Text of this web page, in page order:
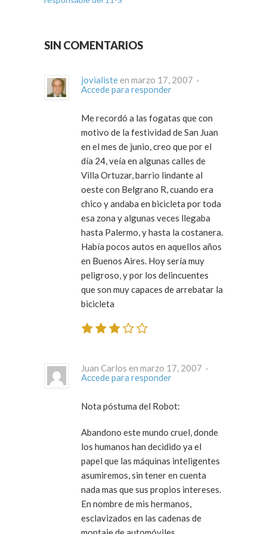
SIN COMENTARIOS
jovialiste
en marzo 17, 2007 ·
Accede para responder
Me recordó a las fogatas que con
motivo de la festividad de San Juan
en el mes de junio, creo que por el
día 24, veía en algunas calles de
Villa Ortuzar, barrio lindante al
oeste con Belgrano R, cuando era
chico y andaba en bicicleta por toda
esa zona y algunas veces llegaba
hasta Palermo, y hasta la costanera.
Había pocos autos en aquellos años
en Buenos Aires. Hoy sería muy
peligroso, y por los delincuentes
que son muy capaces de arrebatar la
bicicleta
Juan Carlos en marzo 17, 2007 ·
Accede para responder
Nota póstuma del Robot:
Abandono este mundo cruel, donde
los humanos han decidido ya el
papel que las máquinas inteligentes
asumiremos, sin tener en cuenta
nada mas que sus propios intereses.
En nombre de mis hermanos,
esclavizados en las cadenas de